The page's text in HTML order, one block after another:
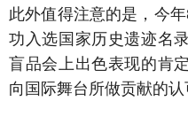
此外值得注意的是，今
功入选国家历史遗迹名
盲品会上出色表现的肯
向国际舞台所做贡献的认